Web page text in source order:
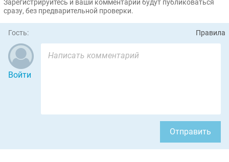
Зарегистрируйтесь и ваши комментарии будут публиковаться
сразу, без предварительной проверки.
Гость: Правила
Войти
Отправить